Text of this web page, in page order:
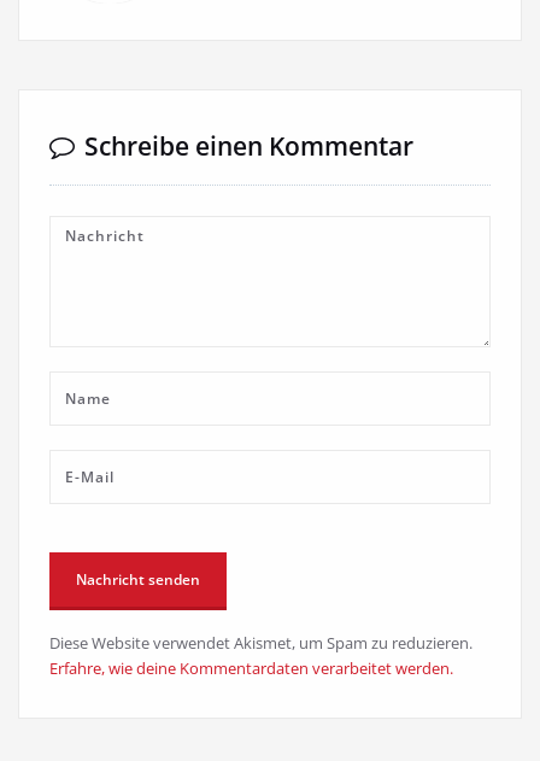
Schreibe einen Kommentar
Diese Website verwendet Akismet, um Spam zu reduzieren.
Erfahre, wie deine Kommentardaten verarbeitet werden.